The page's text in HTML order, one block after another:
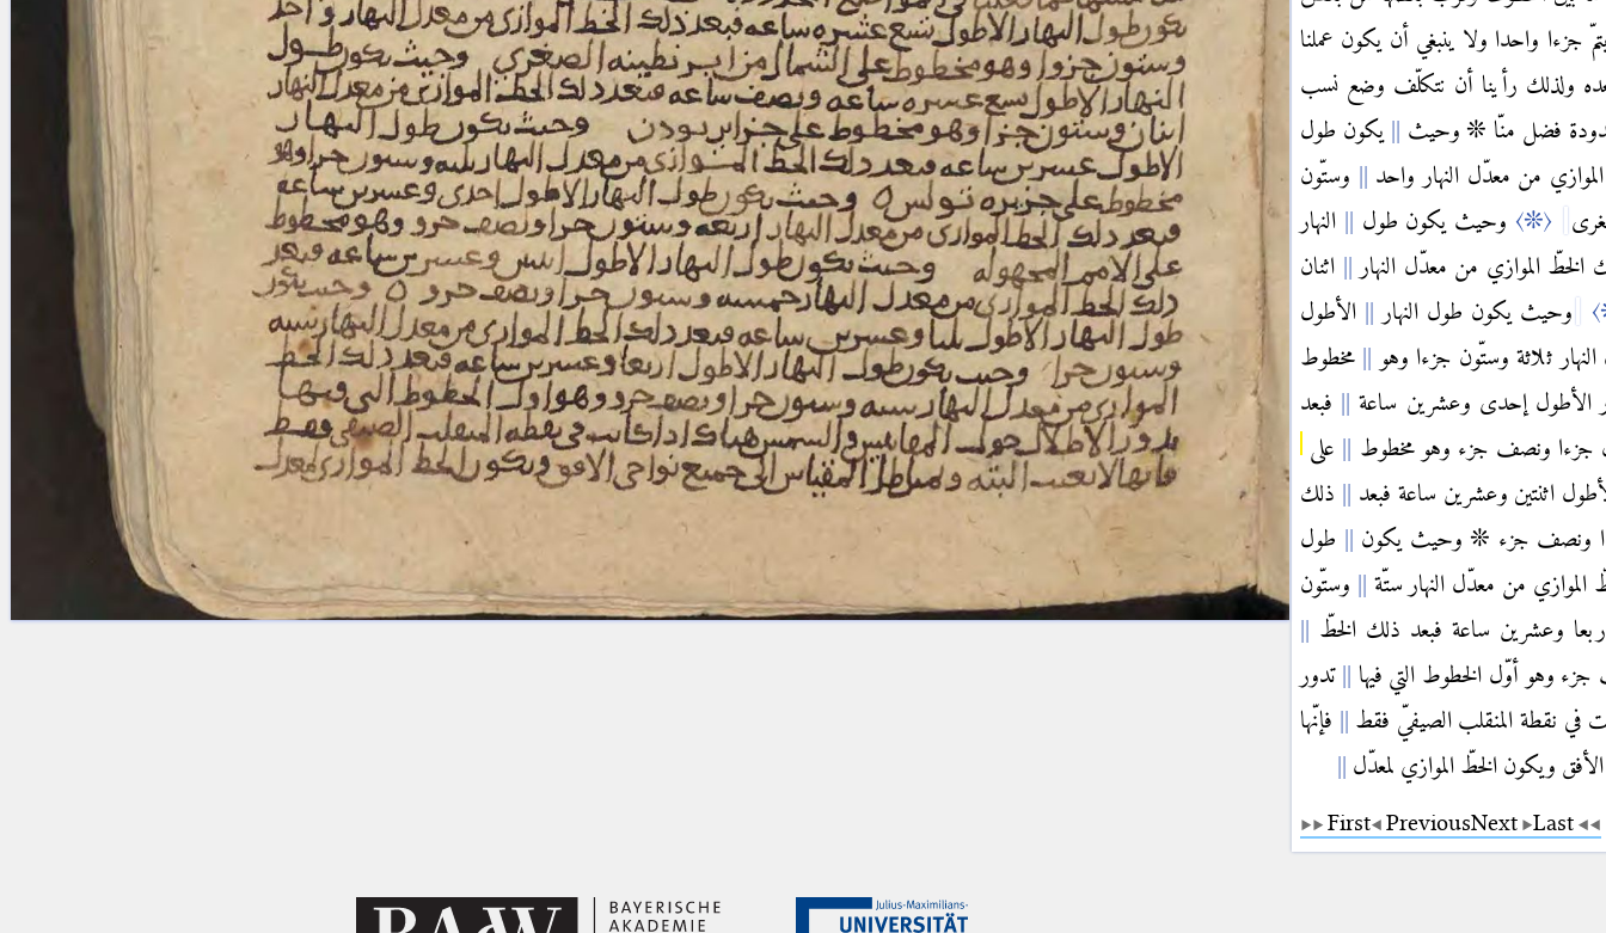
واحدا ولا ينبغي أن يكون عملنا
ولذلك رأينا أن نتكلّف وضع نسب
فضل منّا ❊ وحيث
يكون طول
من معدّل النهار واحد
وستّون
〈❊〉 وحيث يكون طول
النهار
الموازي من معدّل النهار
اثنان
وحيث يكون طول النهار
الأطول
ثلاثة وستّون جزءا وهو
مخطوط
إحدى وعشرين ساعة
فبعد
جزءا ونصف جزء وهو مخطوط
على
اثنتين وعشرين ساعة فبعد
ذلك
ونصف جزء ❊ وحيث يكون
طول
الموازي من معدّل النهار ستّة
وستّون
وعشرين ساعة فبعد ذلك الخطّ
وهو أوّل الخطوط التي فيها
تدور
في نقطة المنقلب الصيفيّ فقط
فإنّها
ويكون الخطّ الموازي لمعدّل
First PreviousNext Last